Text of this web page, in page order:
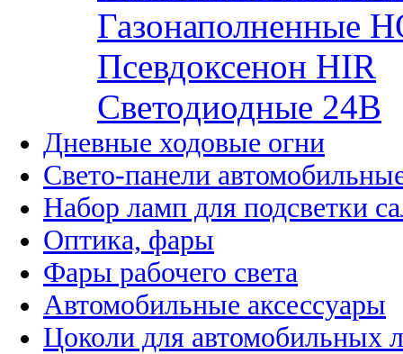
Газонаполненные
Псевдоксенон HIR
Cветодиодные 24B
Дневные ходовые огни
Свето-панели
Набор ламп для подсветки
Оптика, фары
Фары рабочего света
Автомобильные аксессуары
Цоколи для автомобильных